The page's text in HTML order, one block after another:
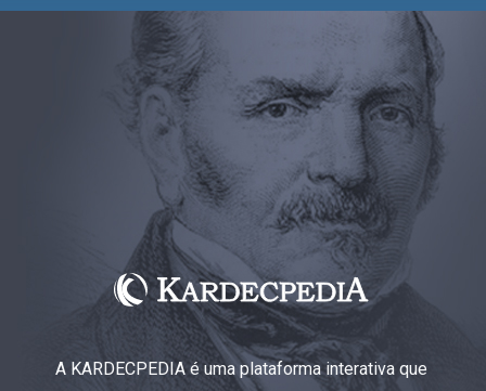
A KARDECPEDIA é uma plataforma interativa que